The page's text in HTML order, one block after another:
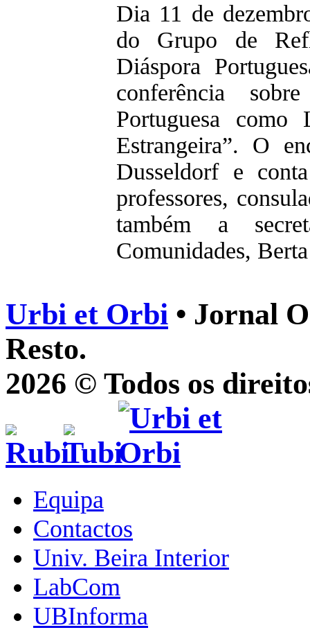
Dia 11 de
do Grupo de
Diáspora
conferência
Portuguesa
Estrangeira”. O
Dusseldorf e
professores,
também a
Comunidades,
Urbi et Orbi • Jornal
Resto.
2026 © Todos os
Equipa
Contactos
Univ. Beira Interior
LabCom
UBInforma